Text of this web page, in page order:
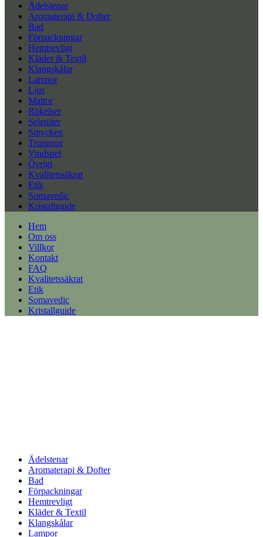
Ädelstenar
Aromaterapi & Dofter
Bad
Förpackningar
Hemtrevligt
Kläder & Textil
Klangskålar
Lampor
Ljus
Mattor
Rökelser
Seleniter
Smycken
Trummor
Vindspel
Övrigt
Kvalitetssäkrat
Etik
Somavedic
Kristallguide
Hem
Om oss
Villkor
Kontakt
FAQ
Kvalitetssäkrat
Etik
Somavedic
Kristallguide
Ädelstenar
Aromaterapi & Dofter
Bad
Förpackningar
Hemtrevligt
Kläder & Textil
Klangskålar
Lampor